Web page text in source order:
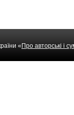
« Про авторські і